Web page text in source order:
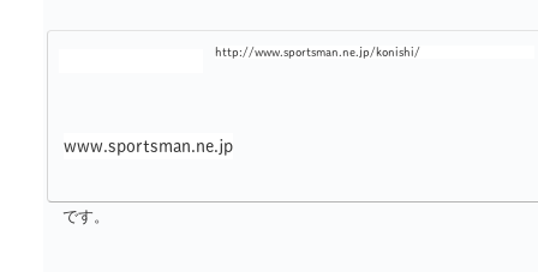
http://www.sportsman.ne.jp/konishi/
www.sportsman.ne.jp
です。